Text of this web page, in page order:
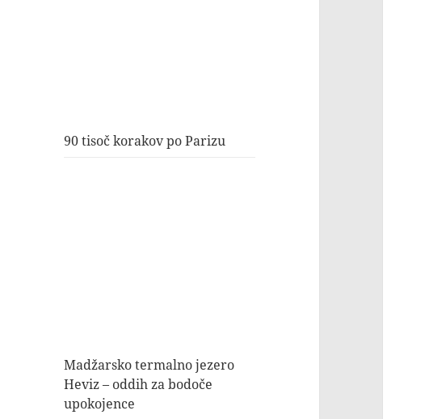
90 tisoč korakov po Parizu
Madžarsko termalno jezero
Heviz – oddih za bodoče
upokojence